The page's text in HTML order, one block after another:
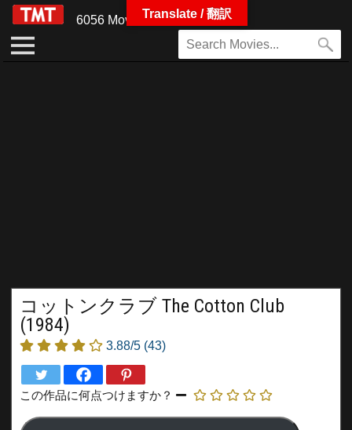
6056 Movies
コットンクラブ The Cotton Club
(1984)
3.88/5 (43)
この作品に何点つけますか？
Translate / 翻訳